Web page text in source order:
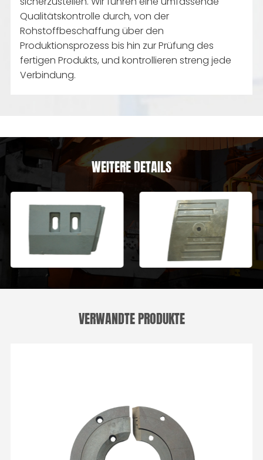
Qualitätskontrolle durch, von der
Rohstoffbeschaffung über den
Produktionsprozess bis hin zur Prüfung des
fertigen Produkts, und kontrollieren streng jede
Verbindung.
WEITERE DETAILS
VERWANDTE PRODUKTE